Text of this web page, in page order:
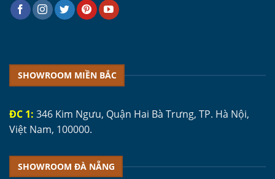
SHOWROOM MIỀN BẮC
ĐC 1: 346 Kim Ngưu, Quận Hai Bà Trưng, TP. Hà Nội,
Việt Nam, 100000.
SHOWROOM ĐÀ NẴNG